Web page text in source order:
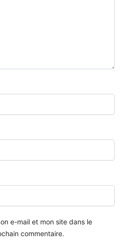
e-mail et mon site dans le
commentaire.